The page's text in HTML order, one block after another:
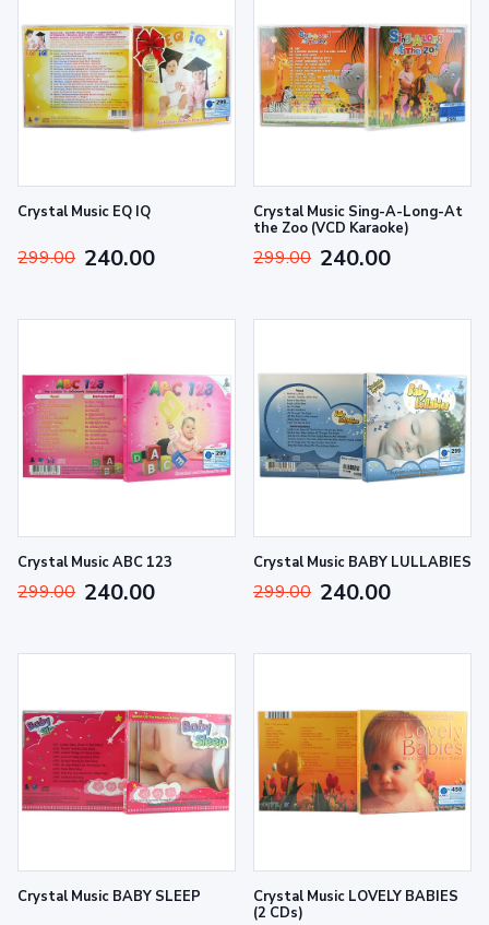
Crystal Music EQ IQ
299.00 240.00
Crystal Music Sing-A-Long-At
the Zoo (VCD Karaoke)
299.00 240.00
Crystal Music ABC 123
299.00 240.00
Crystal Music BABY LULLABIES
299.00 240.00
Crystal Music BABY SLEEP
Crystal Music LOVELY BABIES
(2 CDs)